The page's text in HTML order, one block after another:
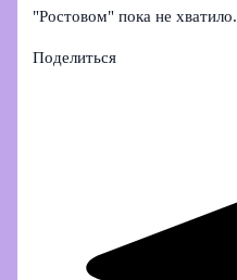
"Ростовом" пока не хватило.
Поделиться